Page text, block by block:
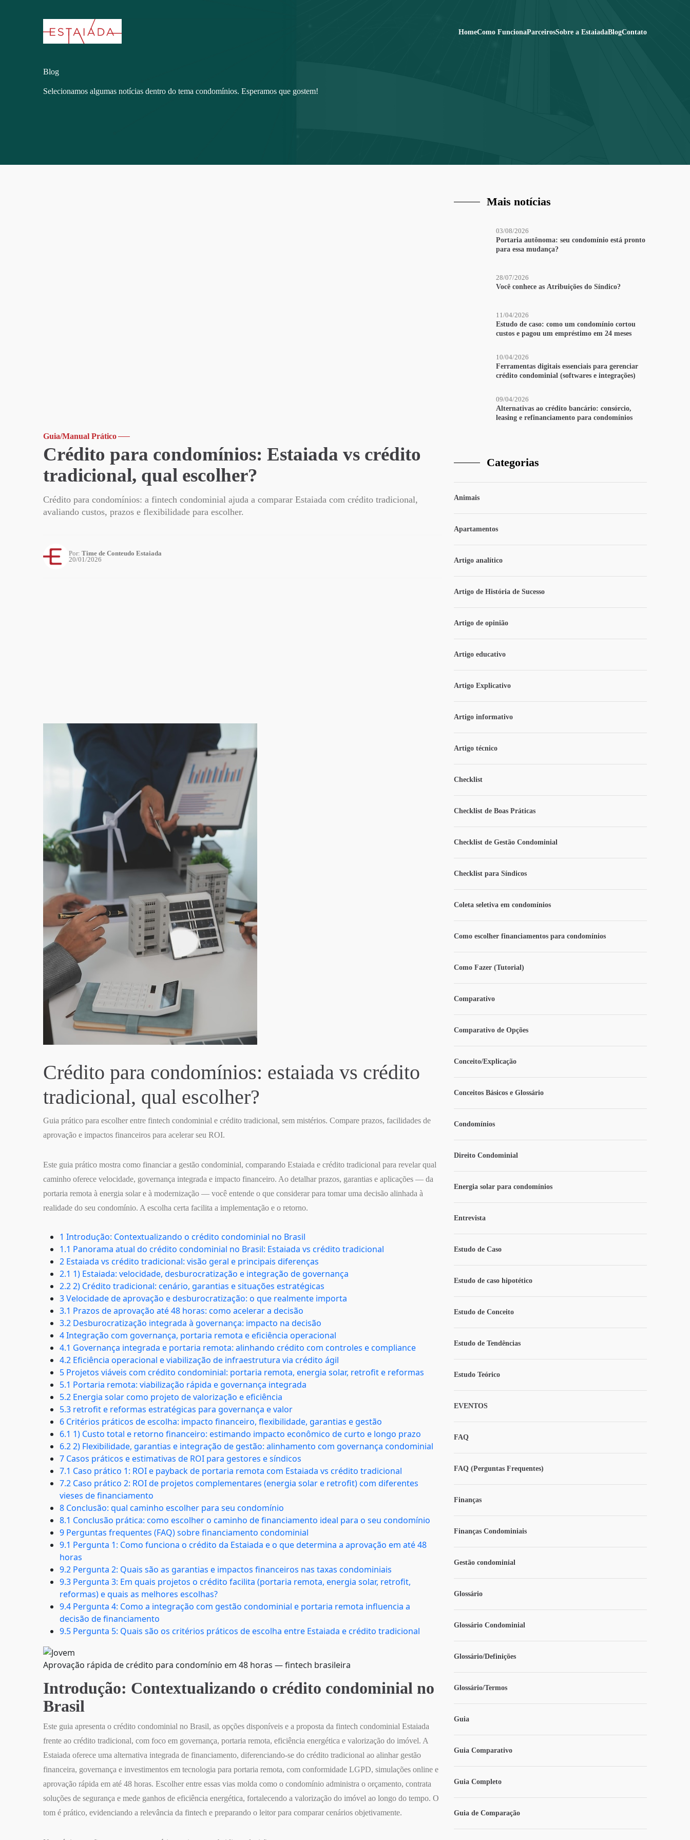
HomeComo FuncionaParceirosSobre a EstaiadaBlogContato
Blog
Selecionamos algumas notícias dentro do tema condomínios. Esperamos que gostem!
Guia/Manual Prático
Crédito para condomínios: Estaiada vs crédito
tradicional, qual escolher?
Crédito para condomínios: a fintech condominial ajuda a comparar Estaiada com crédito tradicional,
avaliando custos, prazos e flexibilidade para escolher.
Por: Time de Conteudo Estaiada
20/01/2026
Crédito para condomínios: estaiada vs crédito
tradicional, qual escolher?
Guia prático para escolher entre fintech condominial e crédito tradicional, sem mistérios. Compare prazos, facilidades de
aprovação e impactos financeiros para acelerar seu ROI.
Este guia prático mostra como financiar a gestão condominial, comparando Estaiada e crédito tradicional para revelar qual
caminho oferece velocidade, governança integrada e impacto financeiro. Ao detalhar prazos, garantias e aplicações — da
portaria remota à energia solar e à modernização — você entende o que considerar para tomar uma decisão alinhada à
realidade do seu condomínio. A escolha certa facilita a implementação e o retorno.
1 Introdução: Contextualizando o crédito condominial no Brasil
1.1 Panorama atual do crédito condominial no Brasil: Estaiada vs crédito tradicional
2 Estaiada vs crédito tradicional: visão geral e principais diferenças
2.1 1) Estaiada: velocidade, desburocratização e integração de governança
2.2 2) Crédito tradicional: cenário, garantias e situações estratégicas
3 Velocidade de aprovação e desburocratização: o que realmente importa
3.1 Prazos de aprovação até 48 horas: como acelerar a decisão
3.2 Desburocratização integrada à governança: impacto na decisão
4 Integração com governança, portaria remota e eficiência operacional
4.1 Governança integrada e portaria remota: alinhando crédito com controles e compliance
4.2 Eficiência operacional e viabilização de infraestrutura via crédito ágil
5 Projetos viáveis com crédito condominial: portaria remota, energia solar, retrofit e reformas
5.1 Portaria remota: viabilização rápida e governança integrada
5.2 Energia solar como projeto de valorização e eficiência
5.3 retrofit e reformas estratégicas para governança e valor
6 Critérios práticos de escolha: impacto financeiro, flexibilidade, garantias e gestão
6.1 1) Custo total e retorno financeiro: estimando impacto econômico de curto e longo prazo
6.2 2) Flexibilidade, garantias e integração de gestão: alinhamento com governança condominial
7 Casos práticos e estimativas de ROI para gestores e síndicos
7.1 Caso prático 1: ROI e payback de portaria remota com Estaiada vs crédito tradicional
7.2 Caso prático 2: ROI de projetos complementares (energia solar e retrofit) com diferentes
vieses de financiamento
8 Conclusão: qual caminho escolher para seu condomínio
8.1 Conclusão prática: como escolher o caminho de financiamento ideal para o seu condomínio
9 Perguntas frequentes (FAQ) sobre financiamento condominial
9.1 Pergunta 1: Como funciona o crédito da Estaiada e o que determina a aprovação em até 48
horas
9.2 Pergunta 2: Quais são as garantias e impactos financeiros nas taxas condominiais
9.3 Pergunta 3: Em quais projetos o crédito facilita (portaria remota, energia solar, retrofit,
reformas) e quais as melhores escolhas?
9.4 Pergunta 4: Como a integração com gestão condominial e portaria remota influencia a
decisão de financiamento
9.5 Pergunta 5: Quais são os critérios práticos de escolha entre Estaiada e crédito tradicional
Aprovação rápida de crédito para condomínio em 48 horas — fintech brasileira
Introdução: Contextualizando o crédito condominial no
Brasil
Este guia apresenta o crédito condominial no Brasil, as opções disponíveis e a proposta da fintech condominial Estaiada
frente ao crédito tradicional, com foco em governança, portaria remota, eficiência energética e valorização do imóvel. A
Estaiada oferece uma alternativa integrada de financiamento, diferenciando-se do crédito tradicional ao alinhar gestão
financeira, governança e investimentos em tecnologia para portaria remota, com conformidade LGPD, simulações online e
aprovação rápida em até 48 horas. Escolher entre essas vias molda como o condomínio administra o orçamento, contrata
soluções de segurança e mede ganhos de eficiência energética, fortalecendo a valorização do imóvel ao longo do tempo. O
tom é prático, evidenciando a relevância da fintech e preparando o leitor para comparar cenários objetivamente.
Mais notícias
03/08/2026
Portaria autônoma: seu condomínio está pronto
para essa mudança?
28/07/2026
Você conhece as Atribuições do Síndico?
11/04/2026
Estudo de caso: como um condomínio cortou
custos e pagou um empréstimo em 24 meses
10/04/2026
Ferramentas digitais essenciais para gerenciar
crédito condominial (softwares e integrações)
09/04/2026
Alternativas ao crédito bancário: consórcio,
leasing e refinanciamento para condomínios
Categorias
Animais
Apartamentos
Artigo analítico
Artigo de História de Sucesso
Artigo de opinião
Artigo educativo
Artigo Explicativo
Artigo informativo
Artigo técnico
Checklist
Checklist de Boas Práticas
Checklist de Gestão Condominial
Checklist para Síndicos
Coleta seletiva em condomínios
Como escolher financiamentos para condomínios
Como Fazer (Tutorial)
Comparativo
Comparativo de Opções
Conceito/Explicação
Conceitos Básicos e Glossário
Condomínios
Direito Condominial
Energia solar para condomínios
Entrevista
Estudo de Caso
Estudo de caso hipotético
Estudo de Conceito
Estudo de Tendências
Estudo Teórico
EVENTOS
FAQ
FAQ (Perguntas Frequentes)
Finanças
Finanças Condominiais
Gestão condominial
Glossário
Glossário Condominial
Glossário/Definições
Glossário/Termos
Guia
Guia Comparativo
Guia Completo
Guia de Comparação